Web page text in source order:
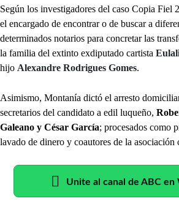
Según los investigadores del caso Copia Fiel
el encargado de encontrar o de buscar a
determinados notarios para concretar las
la familia del extinto exdiputado cartista
hijo Alexandre Rodrigues Gomes.
Asimismo, Montanía dictó el arresto
secretarios del candidato a edil luqueño,
Galeano y César García; procesados como
lavado de dinero y coautores de la asociación
Unite al canal de ABC en